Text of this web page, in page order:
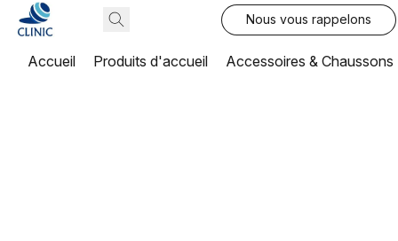
Nous vous rappelons
Accueil Produits d'accueil Accessoires & Chaussons